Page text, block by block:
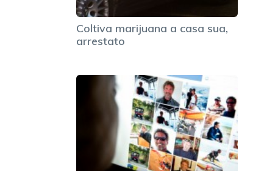
Coltiva marijuana a casa sua,
arrestato